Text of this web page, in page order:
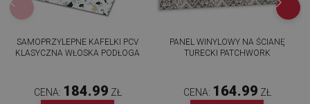
SAMOPRZYLEPNE KAFELKI PCV
KLASYCZNA WŁOSKA PODŁOGA
CENA: 184.99 ZŁ
PANEL WINYLOWY NA ŚCIANĘ
TURECKI PATCHWORK
CENA: 164.99 ZŁ